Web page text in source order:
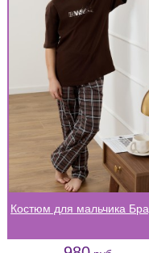
Костюм для мальчика